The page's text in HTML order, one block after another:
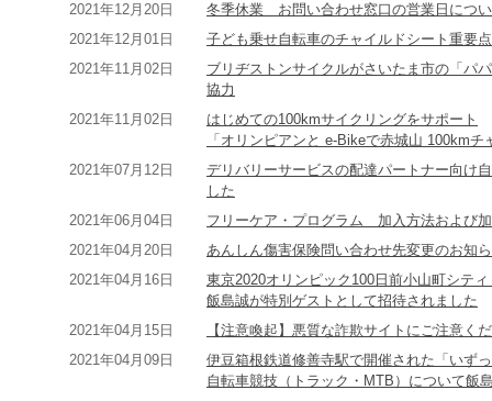
2021年12月20日
冬季休業 お問い合わせ窓口の営業日につ
2021年12月01日
子ども乗せ自転車のチャイルドシート重要
2021年11月02日
ブリヂストンサイクルがさいたま市の「パ
協力
2021年11月02日
はじめての100kmサイクリングをサポート
「オリンピアンと e-Bikeで赤城山 100km
2021年07月12日
デリバリーサービスの配達パートナー向け
した
2021年06月04日
フリーケア・プログラム 加入方法および
2021年04月20日
あんしん傷害保険問い合わせ先変更のお知
2021年04月16日
東京2020オリンピック100日前小山町シテ
飯島誠が特別ゲストとして招待されました
2021年04月15日
【注意喚起】悪質な詐欺サイトにご注意く
2021年04月09日
伊豆箱根鉄道修善寺駅で開催された「いず
自転車競技（トラック・MTB）について飯